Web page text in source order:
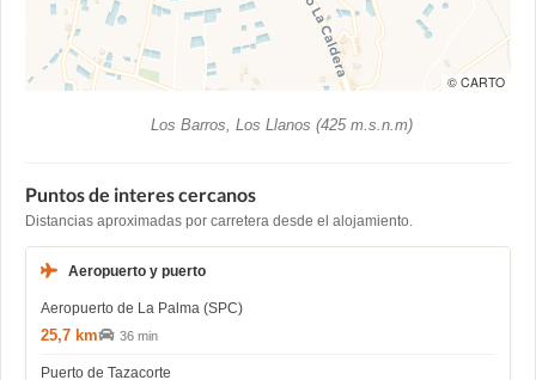
© CARTO
Los Barros, Los Llanos (425 m.s.n.m)
Puntos de interes cercanos
Distancias aproximadas por carretera desde el alojamiento.
Aeropuerto y puerto
Aeropuerto de La Palma (SPC)
25,7 km 36 min
Puerto de Tazacorte